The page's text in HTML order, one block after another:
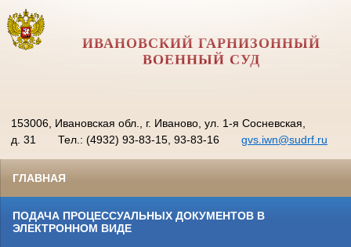
ИВАНОВСКИЙ ГАРНИЗОННЫЙ
ВОЕННЫЙ СУД
153006, Ивановская обл., г. Иваново, ул. 1-я Сосневская,
д. 31
Тел.: (4932) 93-83-15, 93-83-16 gvs.iwn@sudrf.ru
ГЛАВНАЯ
ПОДАЧА ПРОЦЕССУАЛЬНЫХ ДОКУМЕНТОВ В
ЭЛЕКТРОННОМ ВИДЕ